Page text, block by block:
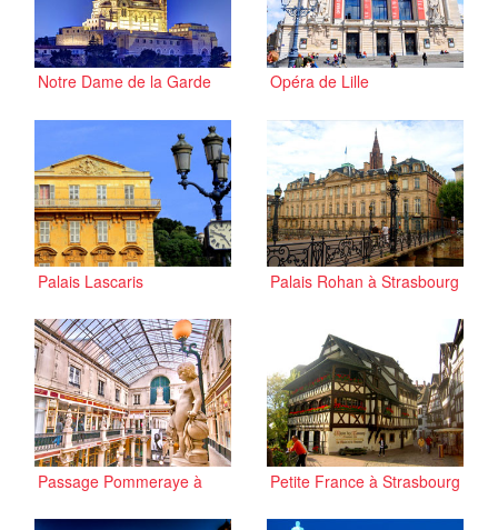
Notre Dame de la Garde Opéra de Lille
Palais Lascaris Palais Rohan à Strasbourg
Passage Pommeraye à
Petite France à Strasbourg